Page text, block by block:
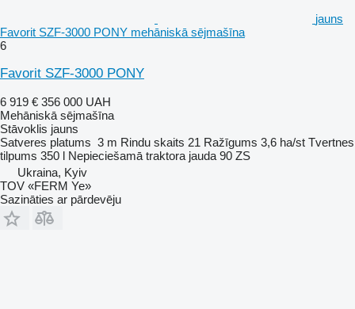
jauns
Favorit SZF-3000 PONY mehāniskā sējmašīna
6
Favorit SZF-3000 PONY
6 919 € 356 000 UAH
Mehāniskā sējmašīna
Stāvoklis jauns
Satveres platums 3 m Rindu skaits 21 Ražīgums 3,6 ha/st Tvertnes
tilpums 350 l Nepieciešamā traktora jauda 90 ZS
Ukraina, Kyiv
TOV «FERM Ye»
Sazināties ar pārdevēju